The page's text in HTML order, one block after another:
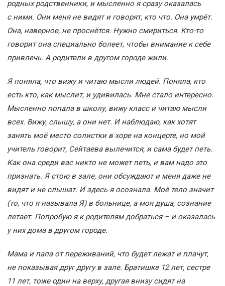
родных родственники, и мысленно я сразу оказалась
с ними. Они меня не видят и говорят, кто что. Она умрёт.
Она, наверное, не проснётся. Нужно смириться. Кто-то
говорит она специально болеет, чтобы внимание к себе
привлечь. А родители в другом городе жили.
Я поняла, что вижу и читаю мысли людей. Поняла, кто
есть кто, как мыслит, и удивилась. Мне стало интересно.
Мысленно попала в школу, вижу класс и читаю мысли
всех. Вижу, слышу, а они нет. И наблюдаю, как хотят
занять моё место солистки в хоре на концерте, но мой
учитель говорит, Сейтаева вылечится, и сама будет петь.
Как она среди вас никто не может петь, и вам надо это
признать. Я стою в зале, они обсуждают и меня даже не
видят и не слышат. И здесь я осознала. Моё тело значит
(то, что я называла Я) в больнице, а моя душа, сознание
летает. Попробую я к родителям добраться – и оказалась
у них дома в другом городе.
Мама и папа от переживаний, что будет лежат и плачут,
не показывая друг другу в зале. Братишке 12 лет, сестре
11 лет, тоже один на верху, другая внизу сидят на